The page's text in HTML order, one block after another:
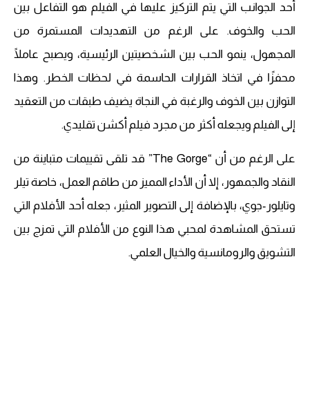
أحد الجوانب التي يتم التركيز عليها في الفيلم هو التفاعل بين
الحب والخوف. على الرغم من التهديدات المستمرة من
المجهول، ينمو الحب بين الشخصيتين الرئيسية، ويصبح عاملًا
محفزًا في اتخاذ القرارات الحاسمة في لحظات الخطر. وهذا
التوازن بين الخوف والرغبة في النجاة يضيف طبقات من التعقيد
إلى الفيلم ويجعله أكثر من مجرد فيلم أكشن تقليدي.
على الرغم من أن “The Gorge” قد تلقى تقييمات متباينة من
النقاد والجمهور، إلا أن الأداء المميز من طاقم العمل، خاصة تيلر
وتايلور-جوي، بالإضافة إلى التصوير المثير، جعله أحد الأفلام التي
تستحق المشاهدة لمحبي هذا النوع من الأفلام التي تمزج بين
التشويق والرومانسية والخيال العلمي.